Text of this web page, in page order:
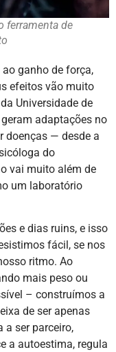
ferramenta de
ganho de força,
efeitos vão muito
da Universidade de
adaptações no
doenças — desde a
do
vai muito além de
um laboratório
e dias ruins, e isso
fácil, se nos
ritmo. Ao
mais peso ou
– construímos a
de ser apenas
a ser parceiro,
a autoestima, regula